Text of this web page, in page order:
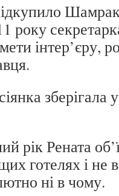
року
інтер’єру,
зберігала
рік Рената
готелях і не
ні в чому.